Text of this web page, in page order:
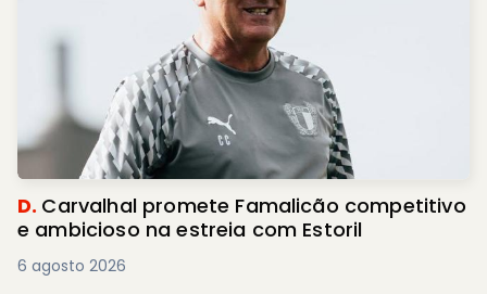
D. Carvalhal promete Famalicão competitivo
e ambicioso na estreia com Estoril
6 agosto 2026